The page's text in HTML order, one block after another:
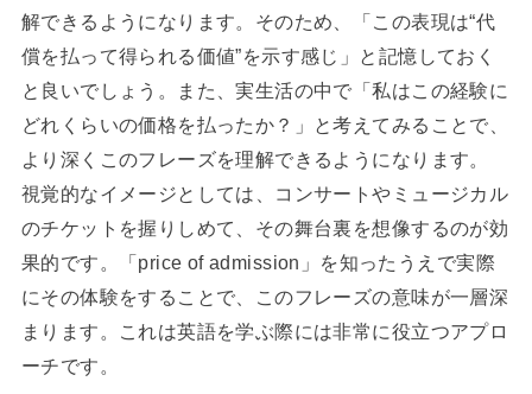
解できるようになります。そのため、「この表現は“代
償を払って得られる価値”を示す感じ」と記憶しておく
と良いでしょう。また、実生活の中で「私はこの経験に
どれくらいの価格を払ったか？」と考えてみることで、
より深くこのフレーズを理解できるようになります。
視覚的なイメージとしては、コンサートやミュージカル
のチケットを握りしめて、その舞台裏を想像するのが効
果的です。「price of admission」を知ったうえで実際
にその体験をすることで、このフレーズの意味が一層深
まります。これは英語を学ぶ際には非常に役立つアプロ
ーチです。